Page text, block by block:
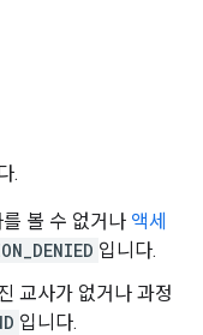
.
볼 수 없거나 액세
입니다.
교사가 없거나 과정
입니다.